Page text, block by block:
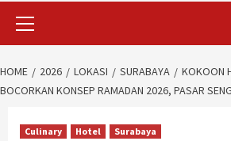
HOME 2026 LOKASI SURABAYA
KOKOON
BOCORKAN KONSEP RAMADAN 2026, PASAR
Culinary Hotel Surabaya